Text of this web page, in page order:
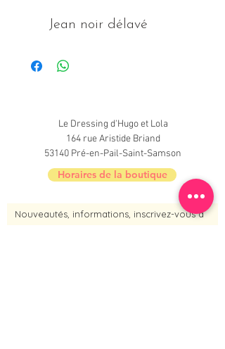
Jean noir délavé
Le Dressing d'Hugo et Lola
164 rue Aristide Briand
53140 Pré-en-Pail-Saint-Samson
Horaires de la boutique
Nouveautés, informations, inscrivez-vous à